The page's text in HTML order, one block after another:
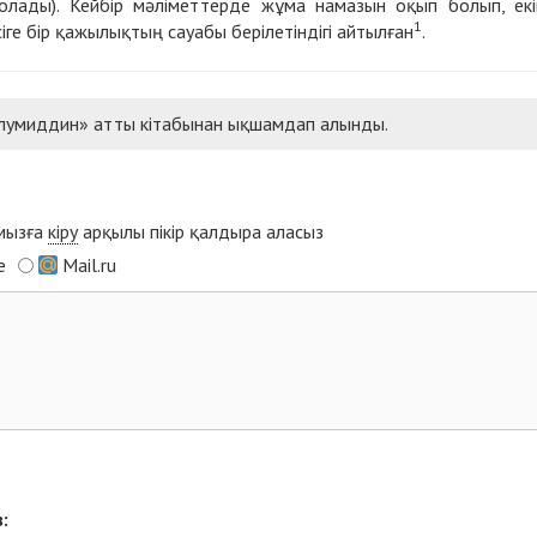
Кейбір мәліметтерде жұма намазын оқып болып,
бір қажылықтың сауабы берілетіндігі айтылған1.
атты кітабынан ықшамдап алынды.
кіруарқылы пікір қалдыра аласыз
Mail.ru